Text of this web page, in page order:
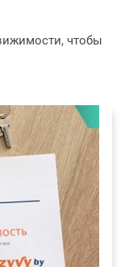
чтобы